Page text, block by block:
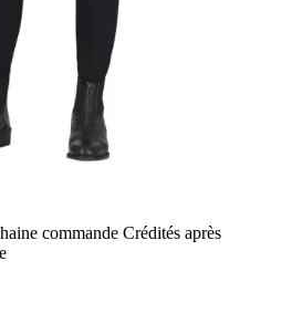
commande Crédités après